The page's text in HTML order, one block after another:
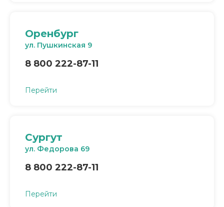
Оренбург
ул. Пушкинская 9
8 800 222-87-11
Перейти
Сургут
ул. Федорова 69
8 800 222-87-11
Перейти